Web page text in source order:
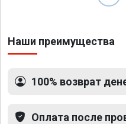
Наши преимущества
100% возврат
Оплата после